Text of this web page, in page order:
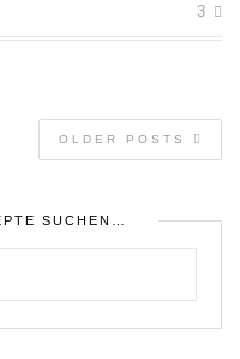
3
OLDER POSTS
SUCHEN…